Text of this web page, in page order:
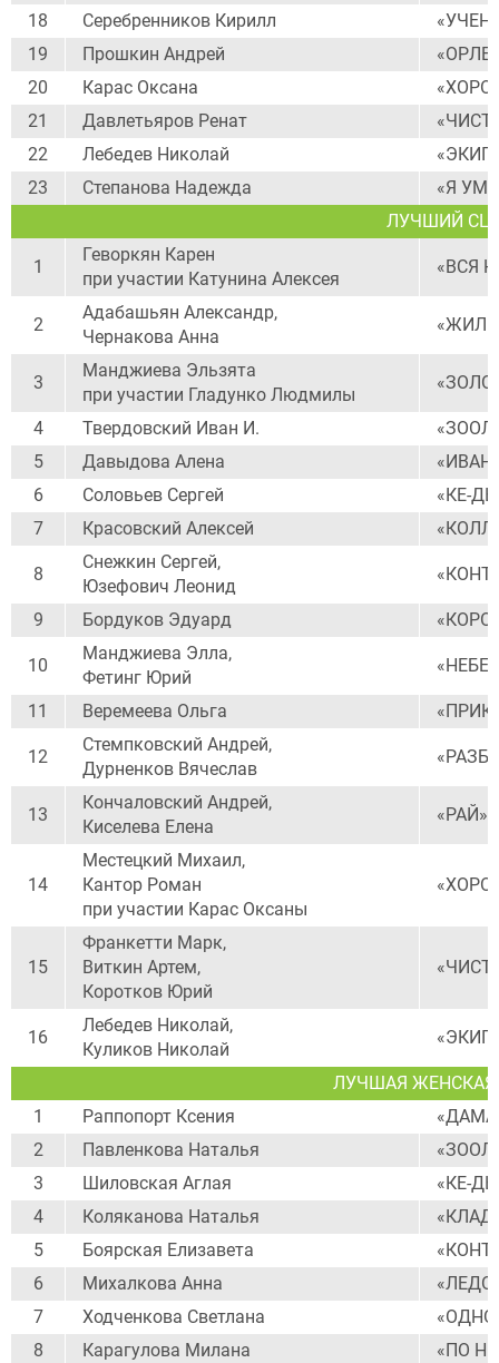
18
Серебренников Кирилл
19
Прошкин Андрей
20
Карас Оксана
21
Давлетьяров Ренат
22
Лебедев Николай
23
Степанова Надежда
«Я
ЛУЧШИЙ
1
Геворкян Карен
при участии Катунина Алексея
«ВСЯ
2
Адабашьян Александр,
Чернакова Анна
3
Манджиева Эльзята
при участии Гладунко Людмилы
4 Твердовский Иван И.
5
Давыдова Алена
6
Соловьев Сергей
«КЕ-
7
Красовский Алексей
8
Снежкин Сергей,
Юзефович Леонид
9 Бордуков Эдуард
10
Манджиева Элла,
Фетинг Юрий
11 Веремеева Ольга
12
Стемпковский Андрей,
Дурненков Вячеслав
13
Кончаловский Андрей,
Киселева Елена
«РАЙ»
14
Местецкий Михаил,
Кантор Роман
при участии Карас Оксаны
15
Франкетти Марк,
Виткин Артем,
Коротков Юрий
16
Лебедев Николай,
Куликов Николай
ЛУЧШАЯ ЖЕНСКАЯ
1
Раппопорт Ксения
2
Павленкова Наталья
3
Шиловская Аглая
«КЕ-
4
Коляканова Наталья
5
Боярская Елизавета
6
Михалкова Анна
7
Ходченкова Светлана
8
Карагулова Милана
«ПО